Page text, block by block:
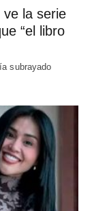
ve la serie
“el libro
subrayado